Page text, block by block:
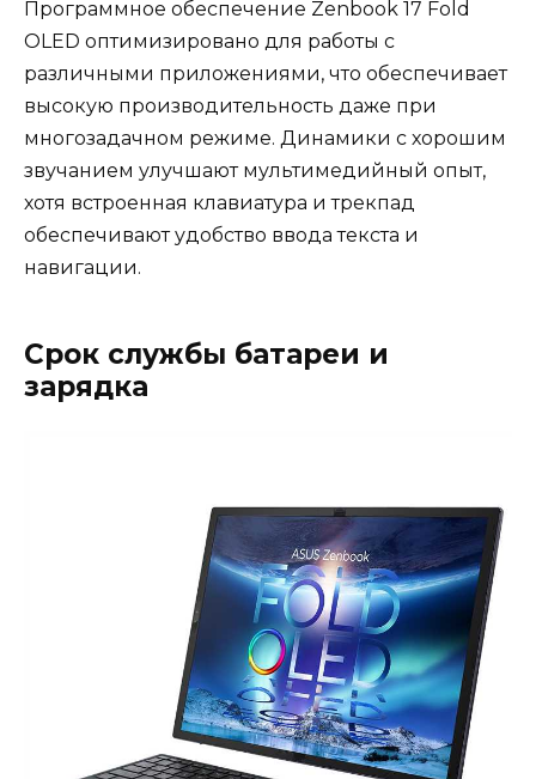
Программное обеспечение Zenbook 17 Fold
OLED оптимизировано для работы с
различными приложениями, что обеспечивает
высокую производительность даже при
многозадачном режиме. Динамики с хорошим
звучанием улучшают мультимедийный опыт,
хотя встроенная клавиатура и трекпад
обеспечивают удобство ввода текста и
навигации.
Срок службы батареи и
зарядка